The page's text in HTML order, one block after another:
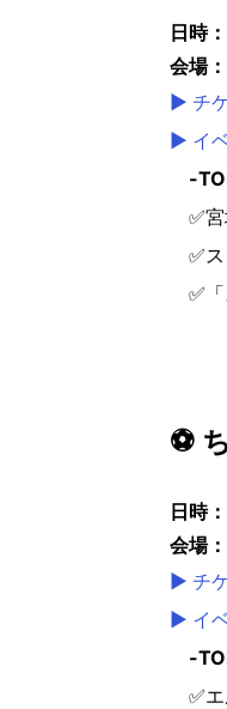
日時：
会場：
▶ チ
▶ イ
-
✅宮
✅
✅
⚽
日時：
会場：
▶ チ
▶ イ
-
✅